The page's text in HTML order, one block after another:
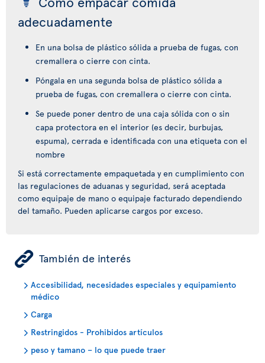
adecuadamente
En una bolsa de plástico sólida a prueba de fugas, con
cremallera o cierre con cinta.
Póngala en una segunda bolsa de plástico sólida a
prueba de fugas, con cremallera o cierre con cinta.
Se puede poner dentro de una caja sólida con o sin
capa protectora en el interior (es decir, burbujas,
espuma), cerrada e identificada con una etiqueta con el
nombre
Si está correctamente empaquetada y en cumplimiento con
las regulaciones de aduanas y seguridad, será aceptada
como equipaje de mano o equipaje facturado dependiendo
del tamaño. Pueden aplicarse cargos por exceso.
ÿ También de interés
Accesibilidad, necesidades especiales y equipamiento
médico
Carga
Restringidos - Prohibidos artículos
peso y tamano – lo que puede traer